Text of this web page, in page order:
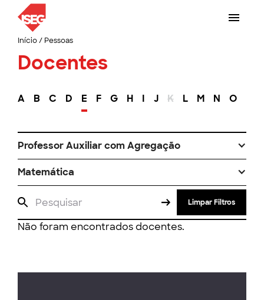
Início/ Pessoas
Docentes
A B C D E F G H I J K L M N O
Professor Auxiliar com Agregação
Matemática
Limpar Filtros
Não foram encontrados docentes.